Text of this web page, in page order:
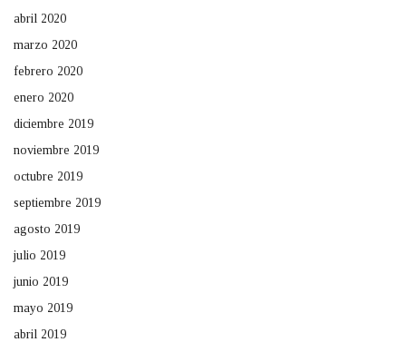
abril 2020
marzo 2020
febrero 2020
enero 2020
diciembre 2019
noviembre 2019
octubre 2019
septiembre 2019
agosto 2019
julio 2019
junio 2019
mayo 2019
abril 2019